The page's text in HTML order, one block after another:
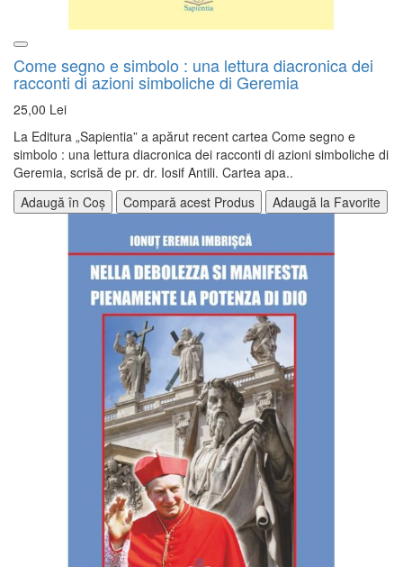
Come segno e simbolo : una lettura diacronica dei
racconti di azioni simboliche di Geremia
25,00 Lei
La Editura „Sapientia” a apărut recent cartea Come segno e
simbolo : una lettura diacronica dei racconti di azioni simboliche di
Geremia, scrisă de pr. dr. Iosif Antili. Cartea apa..
Adaugă în Coș
Compară acest Produs Adaugă la Favorite